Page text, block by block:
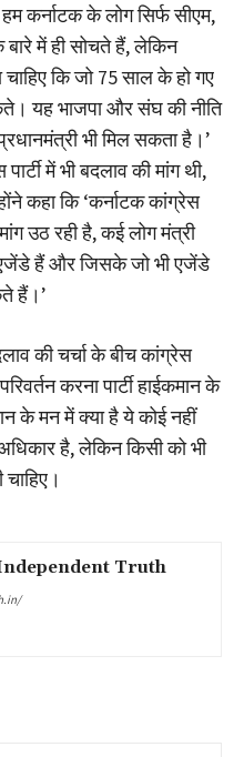
कर्नाटक के लोग सिर्फ सीएम,
में ही सोचते हैं, लेकिन
चाहिए कि जो 75 साल के हो गए
यह भाजपा और संघ की नीति
भी मिल सकता है।’
में भी बदलाव की मांग थी,
कहा कि ‘कर्नाटक कांग्रेस
उठ रही है, कई लोग मंत्री
हैं और जिसके जो भी एजेंडे
हैं।’
की चर्चा के बीच कांग्रेस
करना पार्टी हाईकमान के
के मन में क्या है ये कोई नहीं
है, लेकिन किसी को भी
Truth